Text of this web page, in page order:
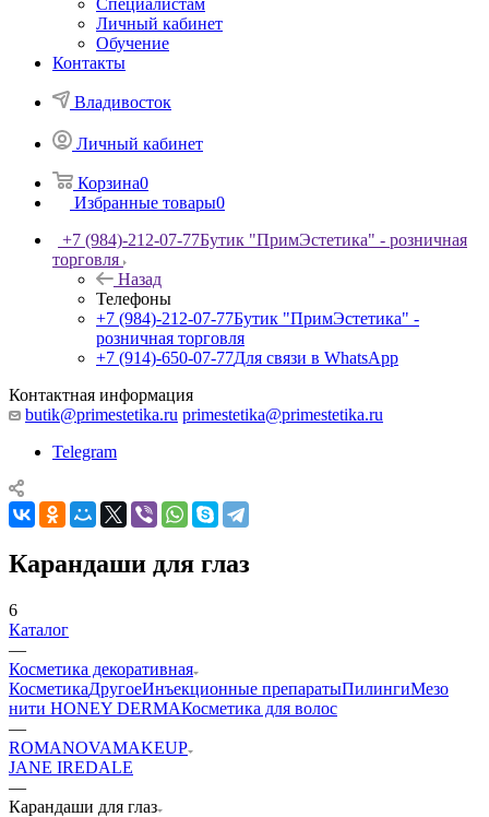
Специалистам
Личный кабинет
Обучение
Контакты
Владивосток
Личный кабинет
Корзина0
Избранные товары0
+7 (984)-212-07-77Бутик "ПримЭстетика" - розничная
торговля
Назад
Телефоны
+7 (984)-212-07-77Бутик "ПримЭстетика" -
розничная торговля
+7 (914)-650-07-77Для связи в WhatsApp
Контактная информация
butik@primestetika.ru primestetika@primestetika.ru
Telegram
Карандаши для глаз
6
Каталог
—
Косметика декоративная
КосметикаДругоеИнъекционные препаратыПилингиМезо
нити HONEY DERMAКосметика для волос
—
ROMANOVAMAKEUP
JANE IREDALE
—
Карандаши для глаз